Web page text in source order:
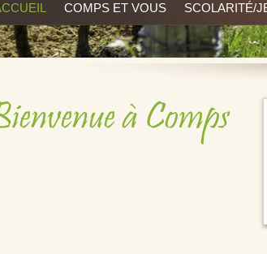
COMPS ET VOUS SCOLARITÉ/
à Comps